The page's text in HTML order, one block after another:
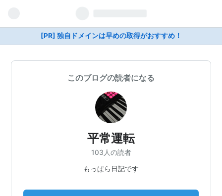
[PR] 独自ドメインは早めの取得がおすすめ！
このブログの読者になる
平常運転
103人の読者
もっぱら日記です